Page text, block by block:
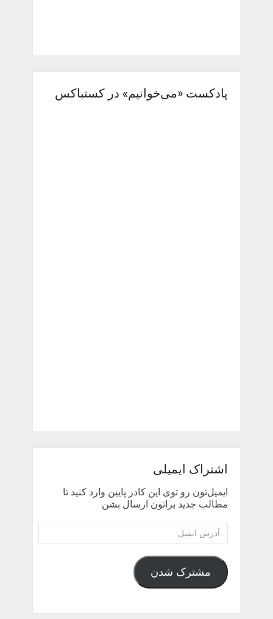
پادکست «می‌خوانیم» در کستباکس
اشتراک ایمیلی
ایمیل‌تون رو توی این کادر پایین وارد کنید تا
مطالب جدید براتون ارسال بشن
آدرس
ایمیل
مشترک شدن